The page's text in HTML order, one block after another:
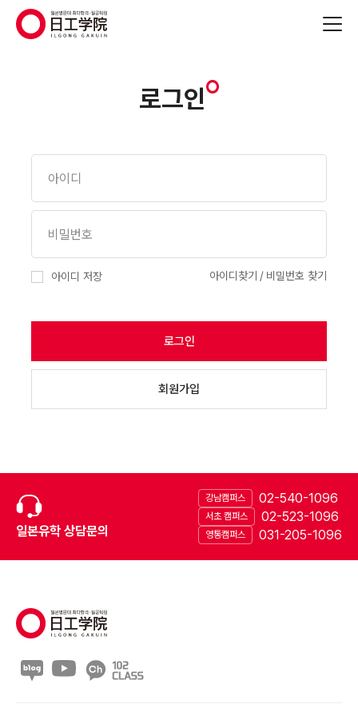
(주)지원에듀
로그인
아이디 저장 아이디찾기 비밀번호 찾기
로그인
회원가입
일본유학 상담문의
강남캠퍼스 02-540-1096
서초 캠퍼스 02-523-1096
영통캠퍼스 031-205-1096